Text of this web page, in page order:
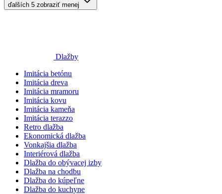
ďalších 5 zobraziť menej
Dlažby
Imitácia betónu
Imitácia dreva
Imitácia mramoru
Imitácia kovu
Imitácia kameňa
Imitácia terazzo
Retro dlažba
Ekonomická dlažba
Vonkajšia dlažba
Interiérová dlažba
Dlažba do obývacej izby
Dlažba na chodbu
Dlažba do kúpeľne
Dlažba do kuchyne